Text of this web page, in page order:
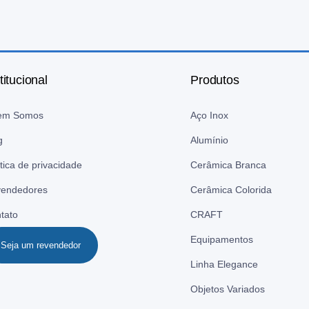
Somos
de privacidade
Seja um revendedor
Produtos
Aço Inox
Alumínio
Cerâmica Branca
Cerâmica Colorida
CRAFT
Equipamentos
Linha Elegance
Objetos Variados